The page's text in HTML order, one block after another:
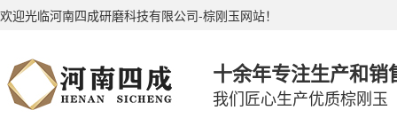
欢迎光临河南四成研磨科技有限公司-棕刚玉网站！
十余年专注生产和销
我们匠心生产优质棕刚玉